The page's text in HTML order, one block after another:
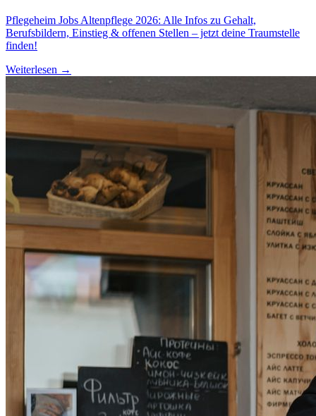
Pflegeheim Jobs Altenpflege 2026: Alle Infos zu Gehalt,
Berufsbildern, Einstieg & offenen Stellen – jetzt deine Traumstelle
finden!
Weiterlesen →